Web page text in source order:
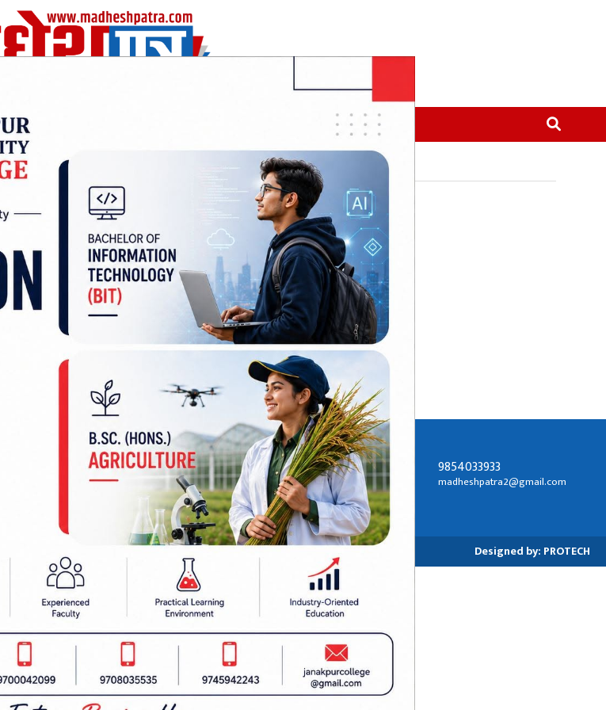
शिक्षा थप
हाम्रो टीम : सम्पर्क ठेगाना:
जनकपुरधाम-२, धनुषा
9854033933
madheshpatra2@gmail.com
Designed by: PROTECH